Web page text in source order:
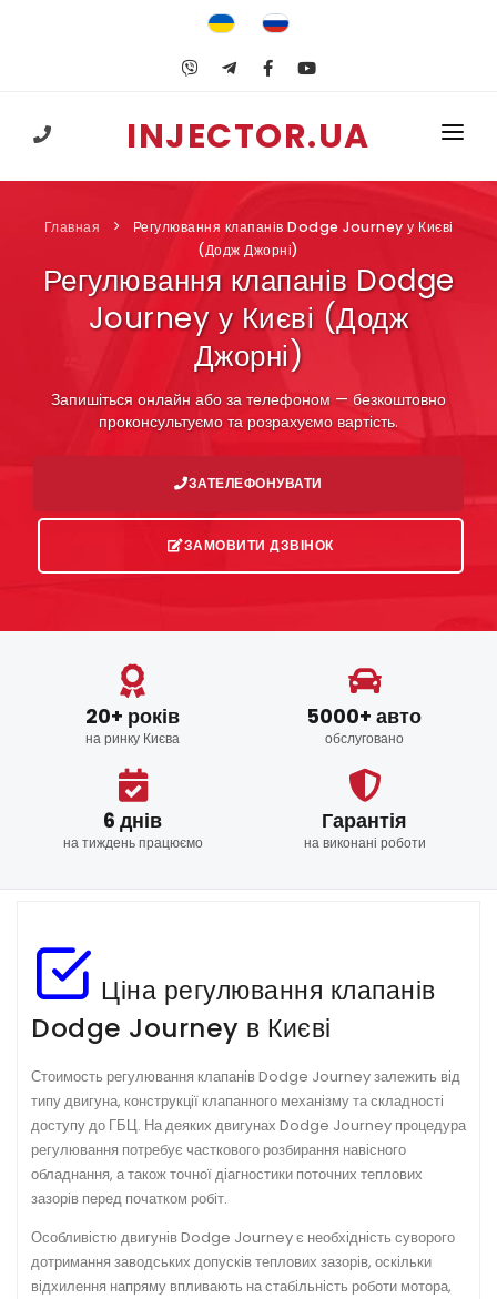
INJECTOR.UA
+38 (067) 547-25-74
ГОЛОВНА
ПОСЛУГИ
ГБО
НАВЧАННЯ
КОНТАКТИ
Главная
Регулювання клапанів Dodge Journey у Києві
(Додж Джорні)
Регулювання клапанів Dodge
Journey у Києві (Додж
Джорні)
Запишіться онлайн або за телефоном — безкоштовно
проконсультуємо та розрахуємо вартість.
ЗАТЕЛЕФОНУВАТИ
ЗАМОВИТИ ДЗВІНОК
20+ років
на ринку Києва
5000+ авто
обслуговано
6 днів
на тиждень працюємо
Гарантія
на виконані роботи
Ціна регулювання клапанів
Dodge Journey в Києві
Стоимость регулювання клапанів Dodge Journey залежить від
типу двигуна, конструкції клапанного механізму та складності
доступу до ГБЦ. На деяких двигунах Dodge Journey процедура
регулювання потребує часткового розбирання навісного
обладнання, а також точної діагностики поточних теплових
зазорів перед початком робіт.
Особливістю двигунів Dodge Journey є необхідність суворого
дотримання заводських допусків теплових зазорів, оскільки
відхилення напряму впливають на стабільність роботи мотора,